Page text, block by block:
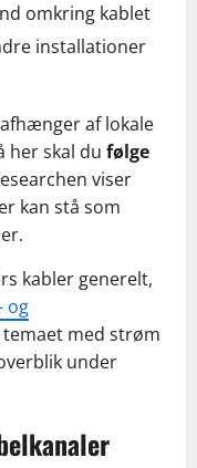
omkring kablet
installationer
af lokale
her skal du følge
viser
kan stå som
kabler generelt,
og
temaet med strøm
under